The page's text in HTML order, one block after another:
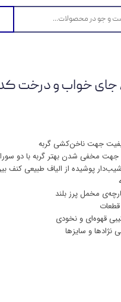
، جای خواب و درخت
جهت ناخن‌کشی گربه
جهت مخفی شدن بهتر گربه با دو
پوشیده از الیاف طبیعی کنف
مخمل پرز بلند
قهوه‌ای و نخودی
نژادها و سایزها